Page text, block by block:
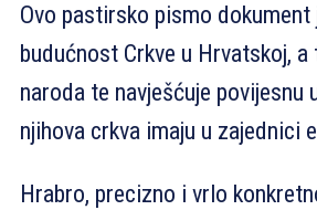
Ovo pastirsko pismo
budućnost Crkve u Hrvatskoj,
naroda te navješćuje povijesnu
njihova crkva imaju u zajednici
Hrabro, precizno i vrlo